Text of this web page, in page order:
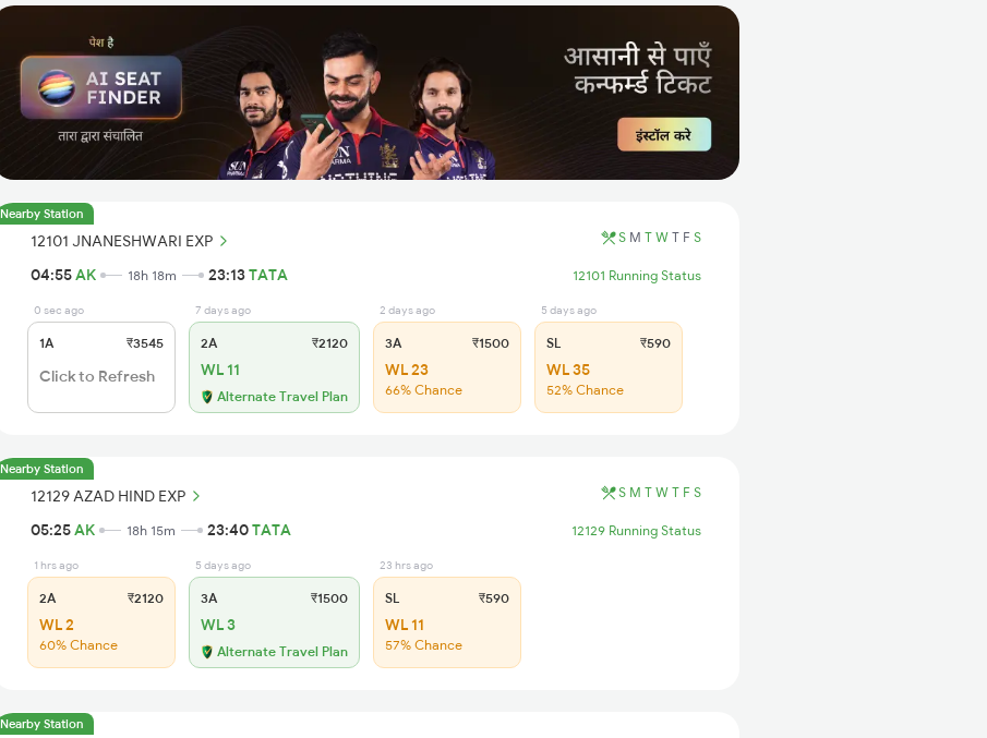
Nearby Station
12101 JNANESHWARI EXP S M T W T F S
04:55AK 18h 18m 23:13TATA 12101 Running Status
0 sec ago
1A ₹3545
Click to Refresh
7 days ago
2A ₹2120
WL 11
Alternate Travel Plan
2 days ago
3A ₹1500
WL 23
66% Chance
5 days ago
SL ₹590
WL 35
52% Chance
Nearby Station
12129 AZAD HIND EXP S M T W T F S
05:25AK 18h 15m 23:40TATA 12129 Running Status
1 hrs ago
2A ₹2120
WL 2
60% Chance
5 days ago
3A ₹1500
WL 3
Alternate Travel Plan
23 hrs ago
SL ₹590
WL 11
57% Chance
Nearby Station